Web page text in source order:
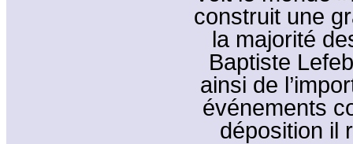
construit une
la majorité
Baptiste
ainsi de
événements
déposition il